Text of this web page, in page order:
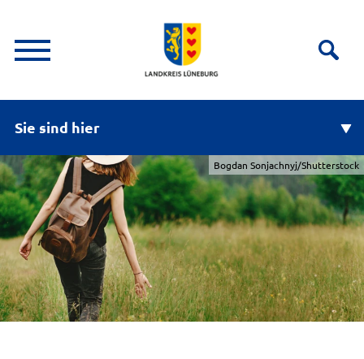
Sie sind hier
Bogdan Sonjachnyj/Shutterstock